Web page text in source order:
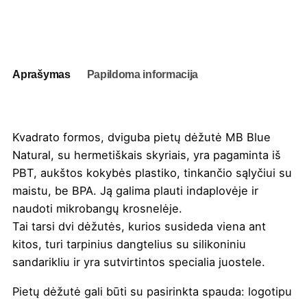
1.7L
Aprašymas Papildoma informacija
Kvadrato formos, dviguba pietų dėžutė MB Blue
Natural, su hermetiškais skyriais, yra pagaminta iš
PBT, aukštos kokybės plastiko, tinkančio sąlyčiui su
maistu, be BPA. Ją galima plauti indaplovėje ir
naudoti mikrobangų krosnelėje.
Tai tarsi dvi dėžutės, kurios susideda viena ant
kitos, turi tarpinius dangtelius su silikoniniu
sandarikliu ir yra sutvirtintos specialia juostele.
Pietų dėžutė gali būti su pasirinkta spauda: logotipu